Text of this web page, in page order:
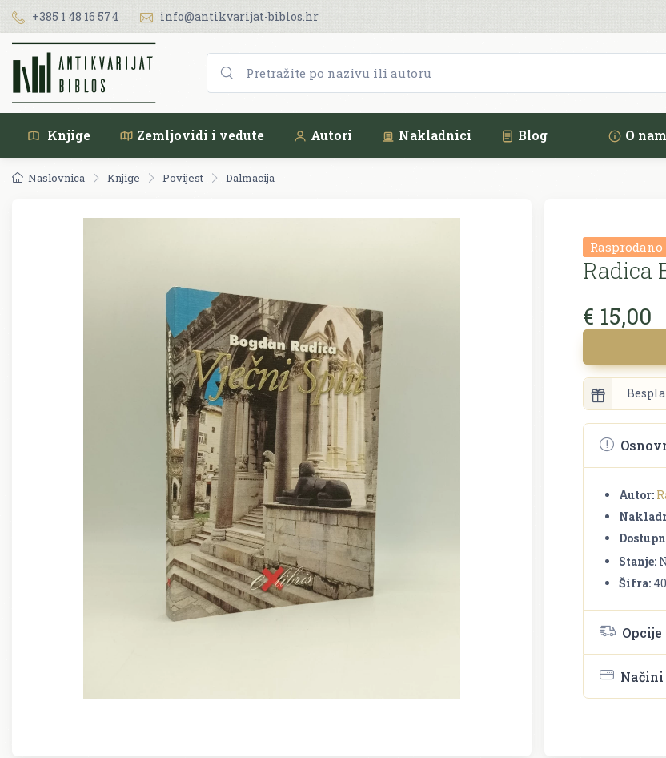
+385 1 48 16 574 info@antikvarijat-biblos.hr
Knjige Zemljovidi i vedute Autori Nakladnici Blog O
Naslovnica Knjige Povijest Dalmacija
Rasprodano
Radica
€ 15,00
Autor:
Stanje:
Šifra: